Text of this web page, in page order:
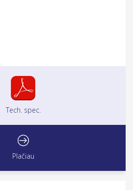
Tech. spec.
Plačiau